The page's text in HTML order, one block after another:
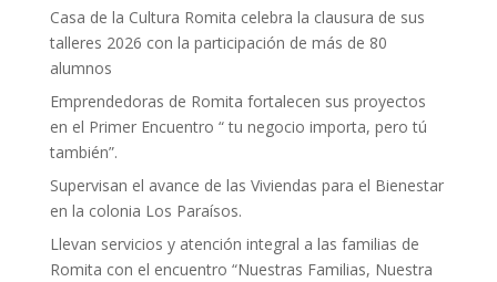
Casa de la Cultura Romita celebra la clausura de sus
talleres 2026 con la participación de más de 80
alumnos
Emprendedoras de Romita fortalecen sus proyectos
en el Primer Encuentro “ tu negocio importa, pero tú
también”.
Supervisan el avance de las Viviendas para el Bienestar
en la colonia Los Paraísos.
Llevan servicios y atención integral a las familias de
Romita con el encuentro “Nuestras Familias, Nuestra